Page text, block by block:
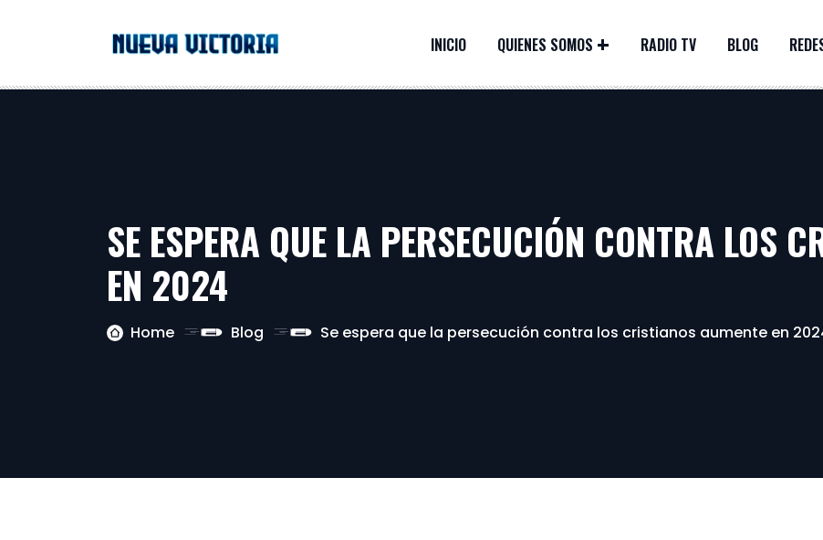
INICIO QUIENES SOMOS RADIO TV BLOG
SE ESPERA QUE LA PERSECUCIÓN CONTRA LOS
EN 2024
Home Blog Se espera que la persecución contra los cristianos aumente en